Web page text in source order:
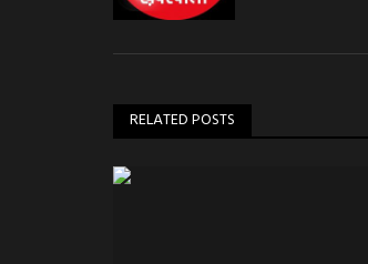
RELATED POSTS